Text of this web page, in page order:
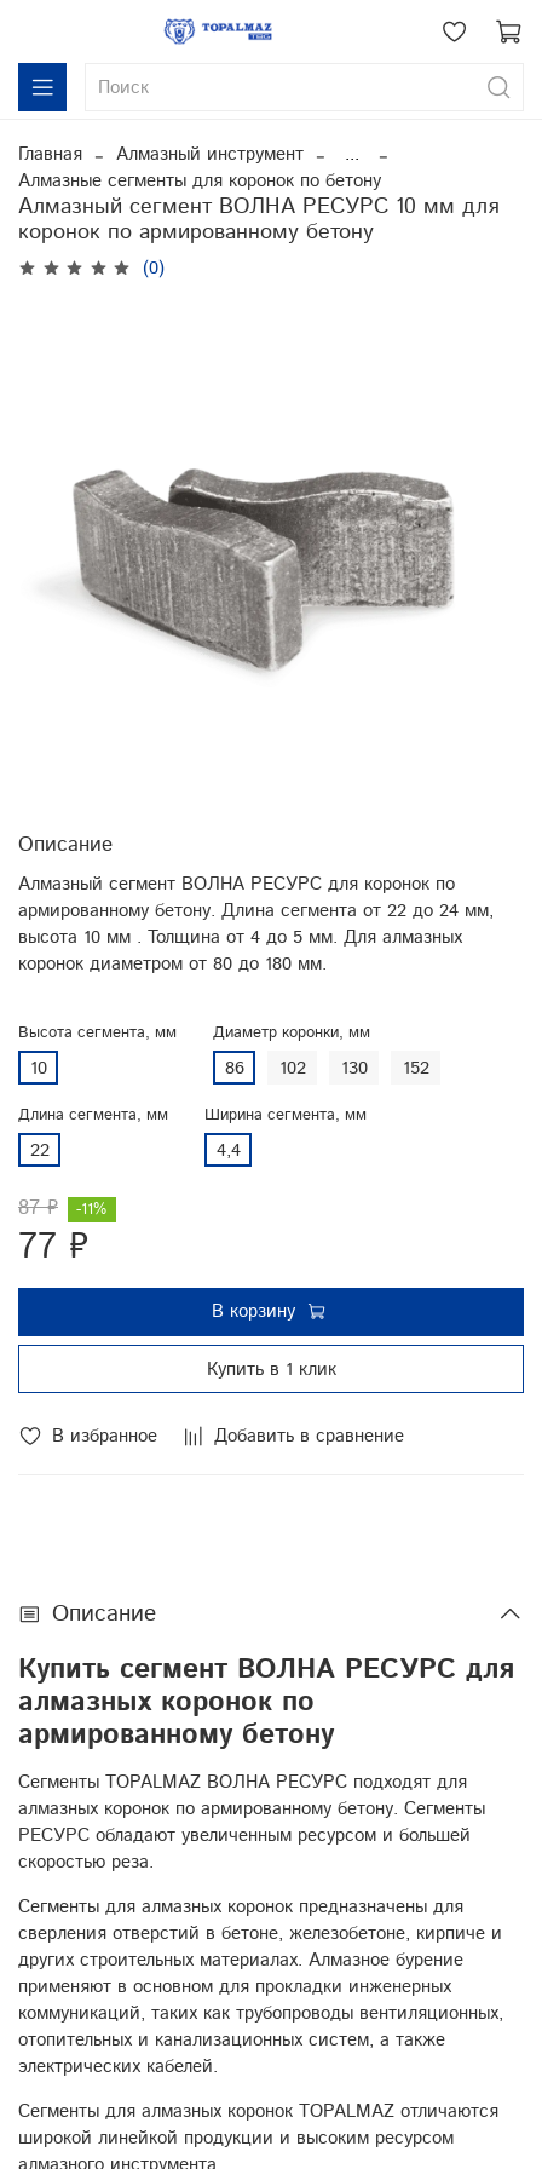
Главная Алмазный инструмент
...
Алмазные сегменты для коронок по бетону
Алмазный сегмент ВОЛНА РЕСУРС 10 мм для
коронок по армированному бетону
(0)
В избранное Добавить в сравнение
Высота сегмента, мм
10
Диаметр коронки, мм
86 102 130 152
Длина сегмента, мм
22
Ширина сегмента, мм
4,4
Описание
Алмазный сегмент ВОЛНА РЕСУРС для коронок по
армированному бетону. Длина сегмента от 22 до 24 мм,
высота 10 мм . Толщина от 4 до 5 мм. Для алмазных
коронок диаметром от 80 до 180 мм.
87 ₽
77 ₽
-11%
В корзину
Купить в 1 клик
Описание
Купить сегмент ВОЛНА РЕСУРС для
алмазных коронок по
армированному бетону
Сегменты TOPALMAZ ВОЛНА РЕСУРС подходят для
алмазных коронок по армированному бетону. Сегменты
РЕСУРС обладают увеличенным ресурсом и большей
скоростью реза.
Сегменты для алмазных коронок предназначены для
сверления отверстий в бетоне, железобетоне, кирпиче и
других строительных материалах. Алмазное бурение
применяют в основном для прокладки инженерных
коммуникаций, таких как трубопроводы вентиляционных,
отопительных и канализационных систем, а также
электрических кабелей.
Сегменты для алмазных коронок TOPALMAZ отличаются
широкой линейкой продукции и высоким ресурсом